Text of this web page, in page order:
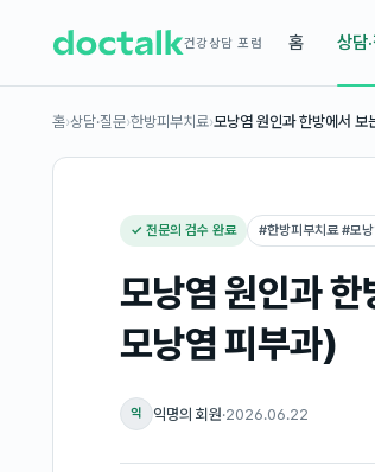
건강상담 포럼 홈 상담
홈›상담·질문›한방피부치료›모낭염 원인과 한방에서
✓ 전문의 검수 완료 #한방피부치료 #모
모낭염 원인과
모낭염 피부과)
익 익명의 회원·2026.06.22